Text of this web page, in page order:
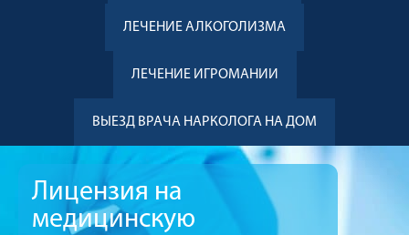
ЛЕЧЕНИЕ АЛКОГОЛИЗМА
ЛЕЧЕНИЕ ИГРОМАНИИ
ВЫЕЗД ВРАЧА НАРКОЛОГА НА ДОМ
Лицензия на
медицинскую